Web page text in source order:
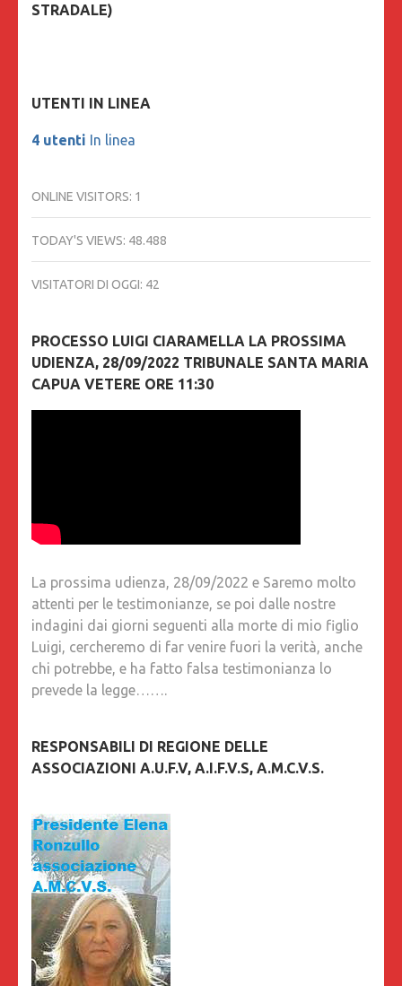
STRADALE)
UTENTI IN LINEA
4 utenti In linea
ONLINE VISITORS: 1
TODAY'S VIEWS: 48.488
VISITATORI DI OGGI: 42
PROCESSO LUIGI CIARAMELLA LA PROSSIMA
UDIENZA, 28/09/2022 TRIBUNALE SANTA MARIA
CAPUA VETERE ORE 11:30
La prossima udienza, 28/09/2022 e Saremo molto
attenti per le testimonianze, se poi dalle nostre
indagini dai giorni seguenti alla morte di mio figlio
Luigi, cercheremo di far venire fuori la verità, anche
chi potrebbe, e ha fatto falsa testimonianza lo
prevede la legge…….
RESPONSABILI DI REGIONE DELLE
ASSOCIAZIONI A.U.F.V, A.I.F.V.S, A.M.C.V.S.